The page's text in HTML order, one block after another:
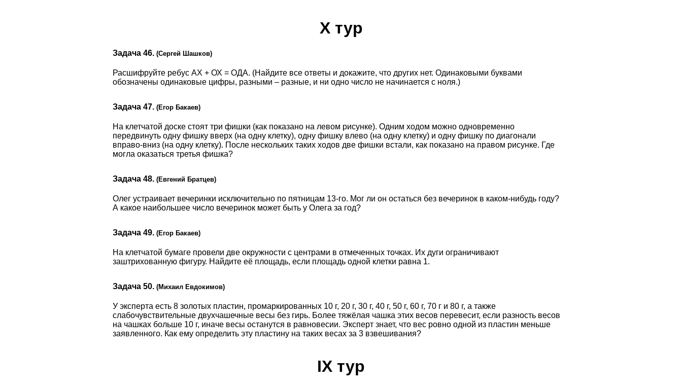
X тур
Задача 46. (Сергей Шашков)
Расшифруйте ребус АХ + ОХ = ОДА. (Найдите все ответы и докажите, что других нет. Одинаковыми буквами
обозначены одинаковые цифры, разными – разные, и ни одно число не начинается с ноля.)
Задача 47. (Егор Бакаев)
На клетчатой доске стоят три фишки (как показано на левом рисунке). Одним ходом можно одновременно
передвинуть одну фишку вверх (на одну клетку), одну фишку влево (на одну клетку) и одну фишку по диагонали
вправо-вниз (на одну клетку). После нескольких таких ходов две фишки встали, как показано на правом рисунке. Где
могла оказаться третья фишка?
Задача 48. (Евгений Братцев)
Олег устраивает вечеринки исключительно по пятницам 13-го. Мог ли он остаться без вечеринок в каком-нибудь году?
А какое наибольшее число вечеринок может быть у Олега за год?
Задача 49. (Егор Бакаев)
На клетчатой бумаге провели две окружности с центрами в отмеченных точках. Их дуги ограничивают
заштрихованную фигуру. Найдите её площадь, если площадь одной клетки равна 1.
Задача 50. (Михаил Евдокимов)
У эксперта есть 8 золотых пластин, промаркированных 10 г, 20 г, 30 г, 40 г, 50 г, 60 г, 70 г и 80 г, а также
слабочувствительные двухчашечные весы без гирь. Более тяжёлая чашка этих весов перевесит, если разность весов
на чашках больше 10 г, иначе весы останутся в равновесии. Эксперт знает, что вес ровно одной из пластин меньше
заявленного. Как ему определить эту пластину на таких весах за 3 взвешивания?
IX тур